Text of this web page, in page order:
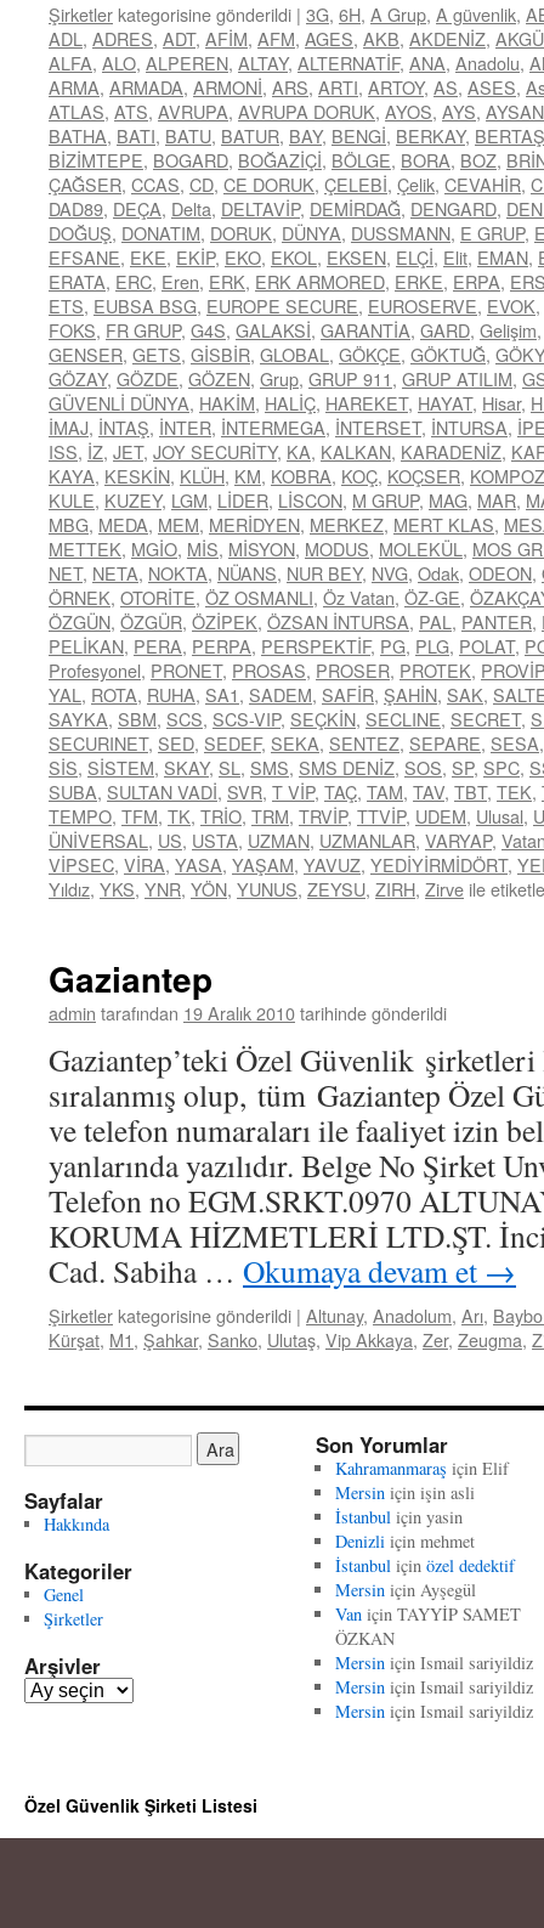
Şirketler kategorisine gönderildi | 3G, 6H, A Grup, A güvenlik,
ADL , ADRES, ADT, AFİM, AFM, AGES, AKB, AKDENİZ,
ALFA, ALO, ALPEREN, ALTAY, ALTERNATİF, ANA, Anadolu,
ARMA, ARMADA, ARMONİ, ARS, ARTI, ARTOY, AS, ASES,
ATLAS, ATS, AVRUPA, AVRUPA DORUK, AYOS, AYS, AYSAN
BATHA, BATI, BATU, BATUR, BAY, BENGİ, BERKAY, BERTAŞ
BİZİMTEPE, BOGARD, BOĞAZİÇİ, BÖLGE, BORA, BOZ,
ÇAĞSER, CCAS, CD, CE DORUK, ÇELEBİ, Çelik, CEVAHİR,
DAD89, DEÇA, Delta, DELTAVİP, DEMİRDAĞ, DENGARD,
DOĞUŞ, DONATIM, DORUK, DÜNYA, DUSSMANN, E GRUP,
EFSANE, EKE, EKİP, EKO, EKOL , EKSEN, ELÇİ, Elit, EMAN,
ERATA, ERC, Eren, ERK, ERK ARMORED, ERKE, ERPA,
ETS, EUBSA BSG, EUROPE SECURE, EUROSERVE, EVOK,
FOKS, FR GRUP, G4S, GALAKSİ, GARANTİA, GARD, Gelişim
GENSER, GETS, GİSBİR, GLOBAL , GÖKÇE, GÖKTUĞ,
GÖZAY, GÖZDE, GÖZEN, Grup, GRUP 911, GRUP ATILIM,
GÜVENLİ DÜNYA, HAKİM, HALİÇ, HAREKET, HAYAT, Hisar,
İMAJ, İNTAŞ, İNTER, İNTERMEGA, İNTERSET, İNTURSA,
ISS, İZ, JET, JOY SECURİTY, KA, KALKAN, KARADENİZ,
KAYA, KESKİN, KLÜH, KM, KOBRA, KOÇ, KOÇSER,
KULE, KUZEY, LGM, LİDER, LİSCON, M GRUP, MAG, MAR,
MBG, MEDA, MEM, MERİDYEN, MERKEZ, MERT KLAS,
METTEK, MGİO, MİS, MİSYON, MODUS, MOLEKÜL , MOS
NET, NETA, NOKTA, NÜANS, NUR BEY, NVG, Odak, ODEON,
ÖRNEK, OTORİTE, ÖZ OSMANLI, Öz Vatan, ÖZ-GE,
ÖZGÜN, ÖZGÜR, ÖZİPEK, ÖZSAN İNTURSA, PAL , PANTER,
PELİKAN, PERA, PERPA, PERSPEKTİF, PG, PLG, POLAT,
Profesyonel, PRONET, PROSAS, PROSER, PROTEK, PROVİP
YAL , ROTA, RUHA, SA1, SADEM, SAFİR, ŞAHİN, SAK,
SAYKA, SBM, SCS, SCS-VIP, SEÇKİN, SECLINE, SECRET,
SECURINET, SED, SEDEF, SEKA, SENTEZ, SEPARE, SESA
SİS, SİSTEM, SKAY, SL , SMS, SMS DENİZ, SOS, SP, SPC,
SUBA, SULTAN VADİ, SVR, T VİP, TAÇ, TAM, TAV, TBT, TEK,
TEMPO, TFM, TK, TRİO, TRM, TRVİP, TTVİP, UDEM, Ulusal,
ÜNİVERSAL , US, USTA, UZMAN, UZMANLAR, VARYAP,
VİPSEC, VİRA, YASA, YAŞAM, YAVUZ, YEDİYİRMİDÖRT,
Yıldız, YKS, YNR, YÖN, YUNUS, ZEYSU, ZIRH, Zirve ile
Gaziantep
admin tarafından 19 Aralık 2010tarihinde gönderildi
Gaziantep’teki Özel Güvenlik şirketleri
sıralanmış olup, tüm Gaziantep Özel
ve telefon numaraları ile faaliyet izin
yanlarında yazılıdır. Belge No Şirket
Telefon no EGM.SRKT.0970
KORUMA HİZMETLERİ LTD.ŞT.
Cad. Sabiha … Okumaya devam et →
Şirketler kategorisine gönderildi | Altunay, Anadolum, Arı,
Kürşat, M1, Şahkar, Sanko, Ulutaş, Vip Akkaya, Zer, Zeugma,
Sayfalar
Hakkında
Kategoriler
Genel
Şirketler
Arşivler
A
l
e
Son Yorumlar
Kahramanmaraş için Elif
Mersiniçin işin asli
İstanbuliçin yasin
Denizliiçin mehmet
İstanbuliçin özel dedektif
Mersiniçin Ayşegül
Vaniçin TAYYİP SAMET
ÖZKAN
Mersiniçin Ismail sariyildiz
Mersiniçin Ismail sariyildiz
Mersiniçin Ismail sariyildiz
Özel Güvenlik Şirketi Listesi